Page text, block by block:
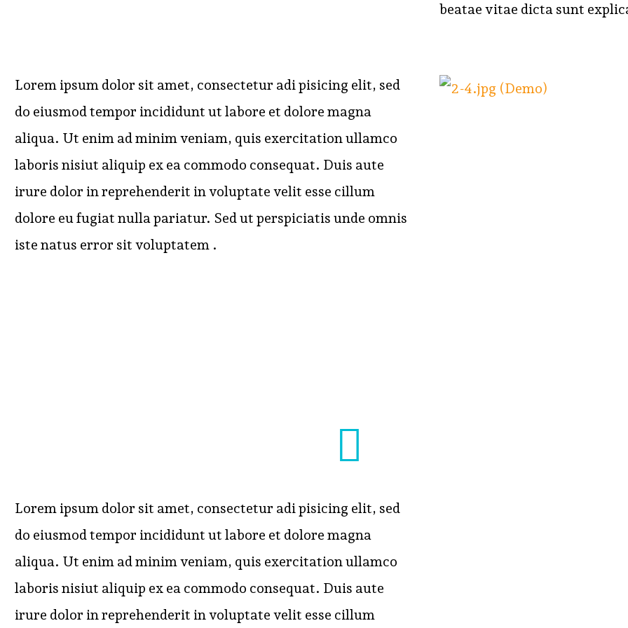
beatae vitae dicta sunt
Lorem ipsum dolor sit amet, consectetur adi pisicing elit, sed
do eiusmod tempor incididunt ut labore et dolore magna
aliqua. Ut enim ad minim veniam, quis exercitation ullamco
laboris nisiut aliquip ex ea commodo consequat. Duis aute
irure dolor in reprehenderit in voluptate velit esse cillum
dolore eu fugiat nulla pariatur. Sed ut perspiciatis unde omnis
iste natus error sit voluptatem .
Lorem ipsum dolor sit amet, consectetur adi pisicing elit, sed
do eiusmod tempor incididunt ut labore et dolore magna
aliqua. Ut enim ad minim veniam, quis exercitation ullamco
laboris nisiut aliquip ex ea commodo consequat. Duis aute
irure dolor in reprehenderit in voluptate velit esse cillum